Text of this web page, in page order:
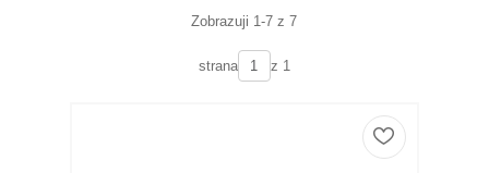
Zobrazuji 1-7 z 7
strana z 1